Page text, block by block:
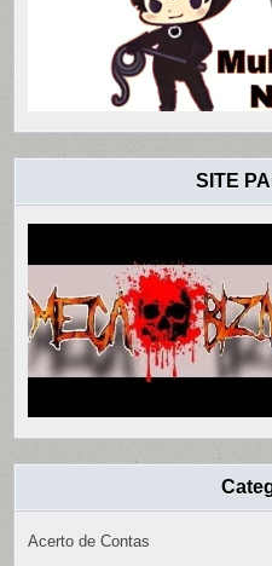
SITE
Acerto de Contas